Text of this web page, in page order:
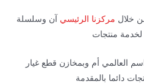
خلال مركزنا الرئيسي آن وسلسلة
منتجات
العالمي أم وبمخازن قطع غيار
دائما بالمقدمة